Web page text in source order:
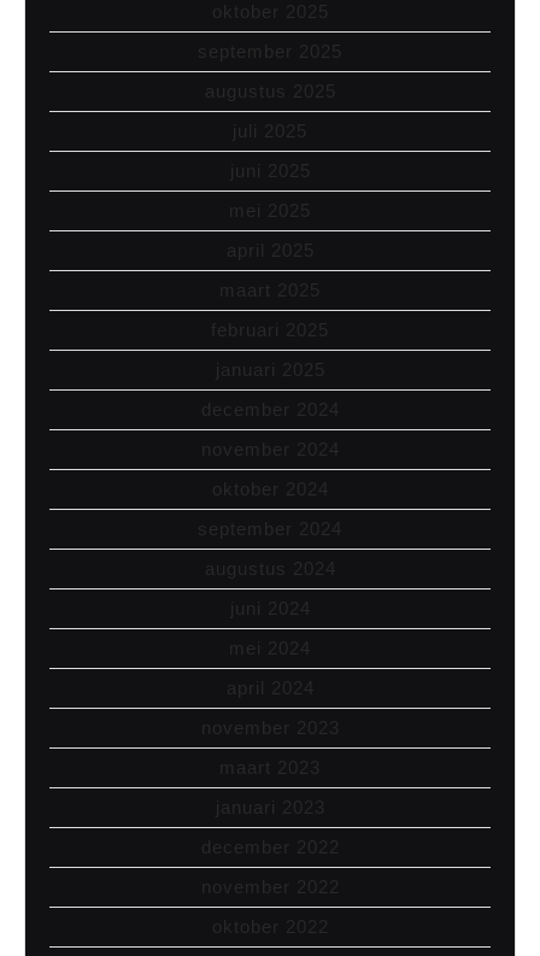
oktober 2025
september 2025
augustus 2025
juli 2025
juni 2025
mei 2025
april 2025
maart 2025
februari 2025
januari 2025
december 2024
november 2024
oktober 2024
september 2024
augustus 2024
juni 2024
mei 2024
april 2024
november 2023
maart 2023
januari 2023
december 2022
november 2022
oktober 2022